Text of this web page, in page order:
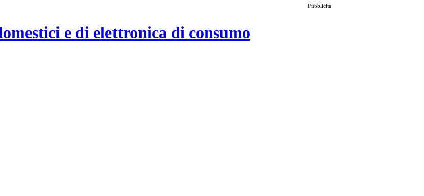
Pubblicità
e di elettronica di consumo